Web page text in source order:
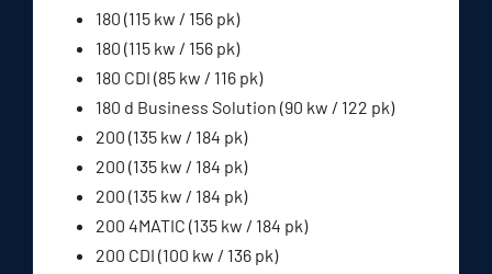
180 (115 kw / 156 pk)
180 (115 kw / 156 pk)
180 CDI (85 kw / 116 pk)
180 d Business Solution (90 kw / 122 pk)
200 (135 kw / 184 pk)
200 (135 kw / 184 pk)
200 (135 kw / 184 pk)
200 4MATIC (135 kw / 184 pk)
200 CDI (100 kw / 136 pk)